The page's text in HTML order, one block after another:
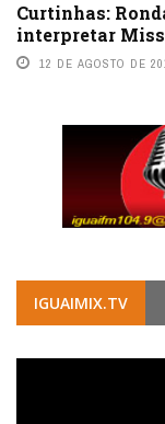
Curtinhas:
interpretar
12 DE AGOSTO DE
IGUAIMIX.TV